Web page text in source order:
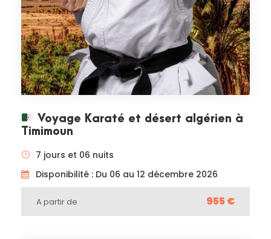
Voyage Karaté et désert algérien à
Timimoun
7 jours et 06 nuits
Disponibilité : Du 06 au 12 décembre 2026
A partir de 955 €